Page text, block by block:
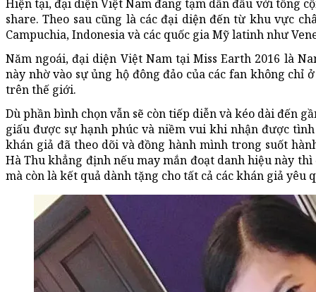
Hiện tại, đại diện Việt Nam đang tạm dẫn đầu với tổng
share. Theo sau cũng là các đại diện đến từ khu vực
Campuchia, Indonesia và các quốc gia Mỹ latinh như
Năm ngoái, đại diện Việt Nam tại Miss Earth 2016 là
này nhờ vào sự ủng hộ đông đảo của các fan không chỉ
trên thế giới.
Dù phần bình chọn vẫn sẽ còn tiếp diễn và kéo dài đến
giấu được sự hạnh phúc và niềm vui khi nhận được
khán giả đã theo dõi và đồng hành mình trong suốt
Hà Thu khẳng định nếu may mắn đoạt danh hiệu này
mà còn là kết quả dành tặng cho tất cả các khán giả yêu